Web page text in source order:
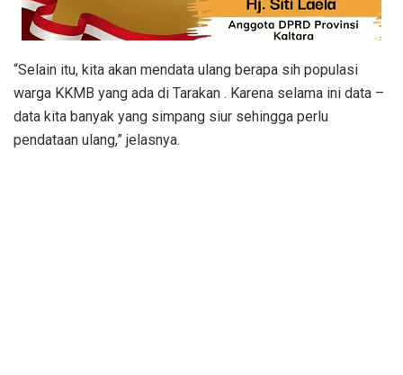
“Selain itu, kita akan mendata ulang berapa sih populasi
warga KKMB yang ada di Tarakan . Karena selama ini data –
data kita banyak yang simpang siur sehingga perlu
pendataan ulang,” jelasnya.